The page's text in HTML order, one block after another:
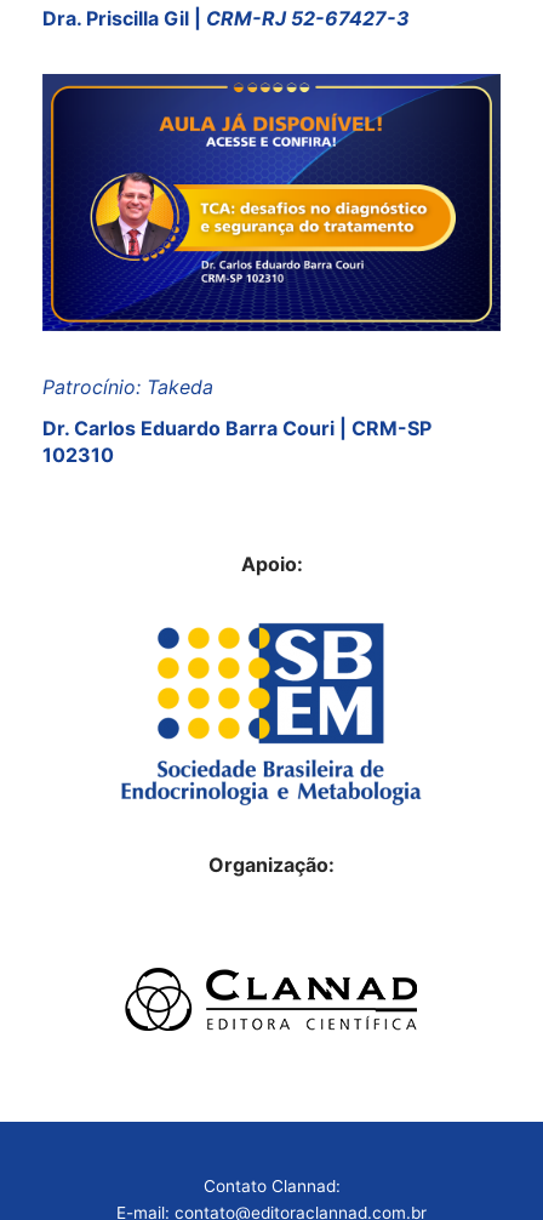
Dra. Priscilla Gil | CRM-RJ 52-67427-3
Patrocínio: Takeda
Dr. Carlos Eduardo Barra Couri
CRM-SP
102310
Apoio:
Organização:
Contato Clannad:
E-mail: contato@editoraclannad.com.br